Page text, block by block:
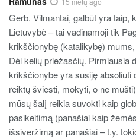
Gerb. Vilmantai, galbūt yra taip,
Lietuvybė – tai vadinamoji tik
krikščionybę (katalikybę)
Dėl kelių priežasčių. Pirmiausia
krikščionybe yra susiję absoliuti
reiktų šviesti, mokyti, o ne
mūsų šalį reikia suvokti kaip
pasikeitimą (panašiai kaip
išsiveržimą ar panašiai – t.y.